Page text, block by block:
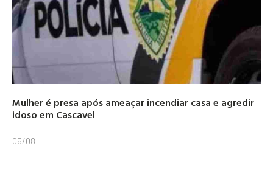
Mulher é presa após ameaçar incendiar casa e agredir
idoso em Cascavel
05/08